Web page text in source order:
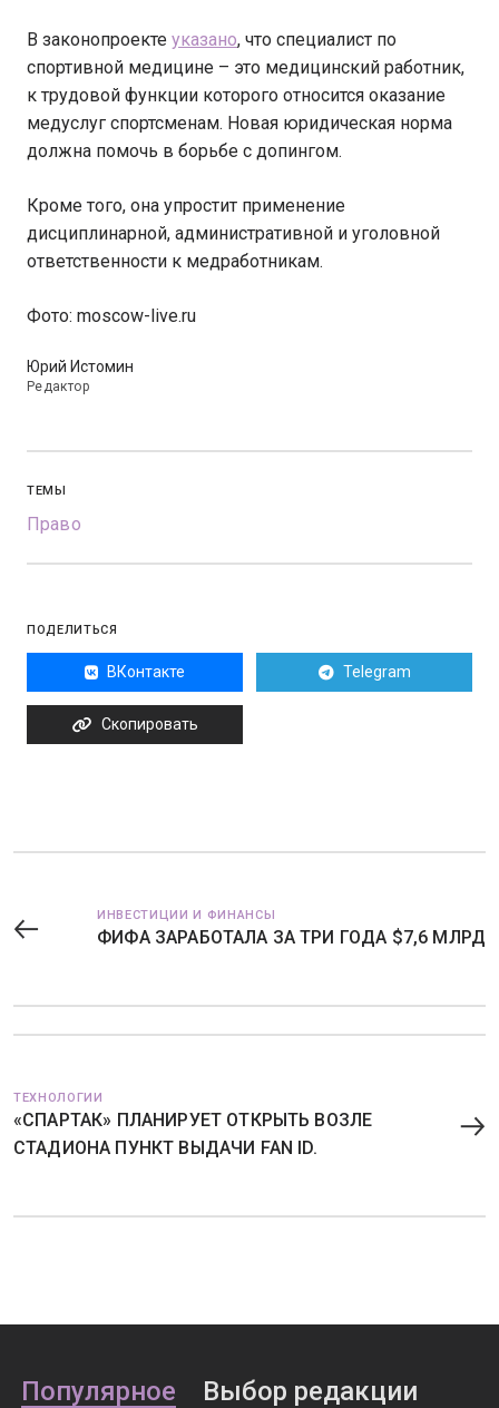
В законопроекте указано, что специалист по
спортивной медицине – это медицинский работник,
к трудовой функции которого относится оказание
медуслуг спортсменам. Новая юридическая норма
должна помочь в борьбе с допингом.
Кроме того, она упростит применение
дисциплинарной, административной и уголовной
ответственности к медработникам.
Фото: moscow-live.ru
Юрий Истомин
Редактор
ТЕМЫ
Право
ПОДЕЛИТЬСЯ
ВКонтакте Telegram
Скопировать
ИНВЕСТИЦИИ И ФИНАНСЫ
ФИФА ЗАРАБОТАЛА ЗА ТРИ ГОДА $7,6 МЛРД
ТЕХНОЛОГИИ
«СПАРТАК» ПЛАНИРУЕТ ОТКРЫТЬ ВОЗЛЕ
СТАДИОНА ПУНКТ ВЫДАЧИ FAN ID.
Популярное Выбор редакции